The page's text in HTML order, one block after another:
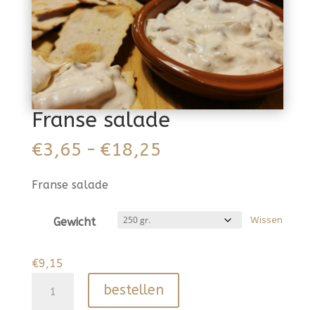
Franse salade
€3,65 - €18,25
Franse salade
Gewicht Wissen
€9,15
bestellen